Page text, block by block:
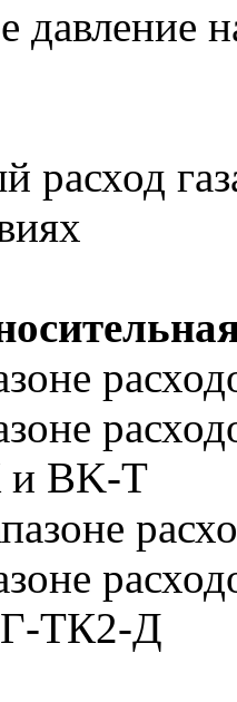
давление
расход
и BK-T
ТК2-Д